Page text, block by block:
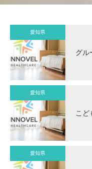
愛知県
グル
愛知県
こど
愛知県